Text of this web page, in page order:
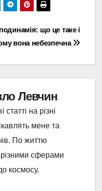
що це таке і
вона небезпечна
Левчин
статті на різні
мене та
По життю
сферами
космосу.